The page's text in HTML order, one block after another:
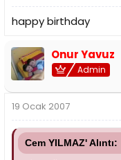
happy birthday
Onur Yavuz
Admin
19 Ocak 2007
Cem YILMAZ' Alıntı: